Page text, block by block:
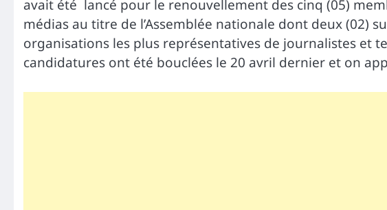
avait été lancé pour le renouvellement des cinq (05)
médias au titre de l’Assemblée nationale dont deux (02)
organisations les plus représentatives de journalistes et
candidatures ont été bouclées le 20 avril dernier et on